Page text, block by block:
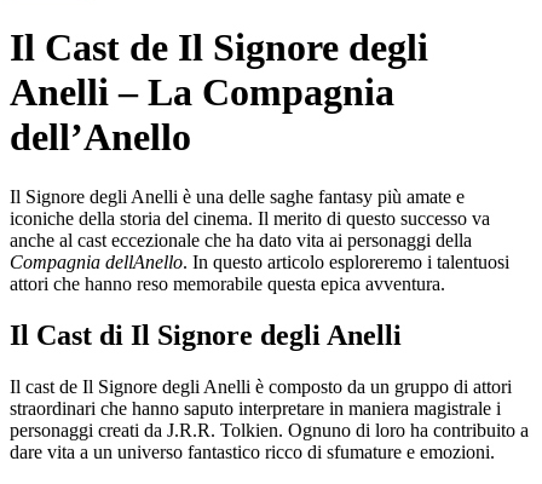
Il Cast de Il Signore degli
Anelli – La Compagnia
dell’Anello
Il Signore degli Anelli è una delle saghe fantasy più amate e
iconiche della storia del cinema. Il merito di questo successo va
anche al cast eccezionale che ha dato vita ai personaggi della
Compagnia dellAnello. In questo articolo esploreremo i talentuosi
attori che hanno reso memorabile questa epica avventura.
Il Cast di Il Signore degli Anelli
Il cast de Il Signore degli Anelli è composto da un gruppo di attori
straordinari che hanno saputo interpretare in maniera magistrale i
personaggi creati da J.R.R. Tolkien. Ognuno di loro ha contribuito a
dare vita a un universo fantastico ricco di sfumature e emozioni.